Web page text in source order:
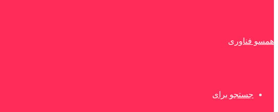
همسو فناوری
جستجو برای